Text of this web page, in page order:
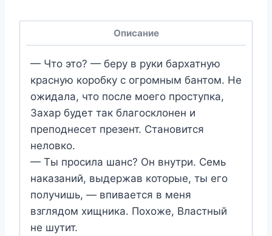
Описание
— Что это? — беру в руки бархатную
красную коробку с огромным бантом. Не
ожидала, что после моего проступка,
Захар будет так благосклонен и
преподнесет презент. Становится
неловко.
— Ты просила шанс? Он внутри. Семь
наказаний, выдержав которые, ты его
получишь, — впивается в меня
взглядом хищника. Похоже, Властный
не шутит.